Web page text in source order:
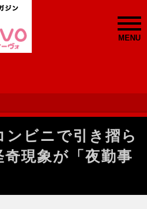
MENU
ビニで引き摺ら
現象が「夜勤事